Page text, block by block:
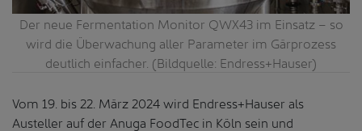
Der neue Fermentation Monitor QWX43 im Einsatz – so
wird die Überwachung aller Parameter im Gärprozess
deutlich einfacher. (Bildquelle: Endress+Hauser)
Vom 19. bis 22. März 2024 wird Endress+Hauser als
Austeller auf der Anuga FoodTec in Köln sein und